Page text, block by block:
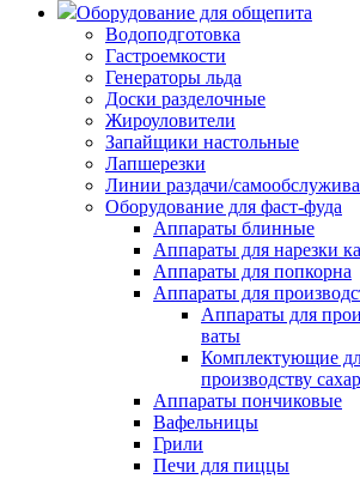
Оборудование для общепита
Водоподготовка
Гастроемкости
Генераторы льда
Доски разделочные
Жироуловители
Запайщики настольные
Лапшерезки
Линии раздачи/
Оборудование для фаст-фуда
Аппараты блинные
Аппараты для нарезки
Аппараты для попкорна
Аппараты для
Аппараты для
ваты
Комплектующие
производству
Аппараты пончиковые
Вафельницы
Грили
Печи для пиццы